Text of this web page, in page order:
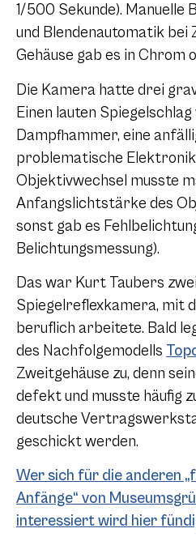
1/500 Sekunde). Manuelle
und Blendenautomatik bei
Gehäuse gab es in Chrom
Die Kamera hatte drei
Einen lauten Spiegelschlag
Dampfhammer, eine
problematische
Objektivwechsel musste
Anfangslichtstärke des
sonst gab es
Belichtungsmessung).
Das war Kurt Taubers
Spiegelreflexkamera, mit
beruflich arbeitete. Bald
des Nachfolgemodells
Zweitgehäuse zu, denn
defekt und musste häufig
deutsche
geschickt werden.
Wer sich für die anderen
Anfänge“ von
interessiert wird hier